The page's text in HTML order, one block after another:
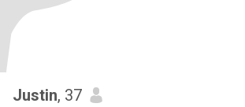
Justin, 37